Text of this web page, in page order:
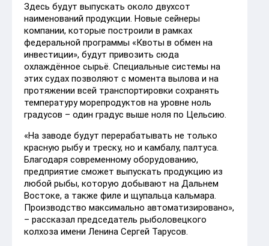
Здесь будут выпускать около двухсот
наименований продукции. Новые сейнеры
компании, которые построили в рамках
федеральной программы «Квоты в обмен на
инвестиции», будут привозить сюда
охлаждённое сырьё. Специальные системы на
этих судах позволяют с момента вылова и на
протяжении всей транспортировки сохранять
температуру морепродуктов на уровне ноль
градусов – один градус выше ноля по Цельсию.
«На заводе будут перерабатывать не только
красную рыбу и треску, но и камбалу, палтуса.
Благодаря современному оборудованию,
предприятие сможет выпускать продукцию из
любой рыбы, которую добывают на Дальнем
Востоке, а также филе и щупальца кальмара.
Производство максимально автоматизировано»,
– рассказал председатель рыболовецкого
колхоза имени Ленина Сергей Тарусов.